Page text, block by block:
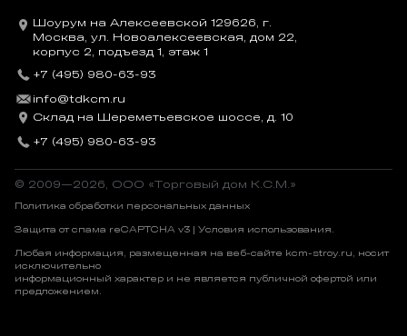
Шоурум на Алексеевской 129626, г.
Москва, ул. Новоалексеевская, дом 22,
корпус 2, подъезд 1, этаж 1
+7 (495) 980-63-93
info@tdkcm.ru
Склад на Шереметьевское шоссе, д. 10
+7 (495) 980-63-93
© 2009—2026, OOO «Торговый дом К.С.М.»
Политика обработки персональных данных
Защита от спама reCAPTCHA v3 | Условия использования.
Любая информация, размещенная на веб-сайте kcm-stroy.ru, носит
исключительно
информационный характер и не является публичной офертой или
предложением.